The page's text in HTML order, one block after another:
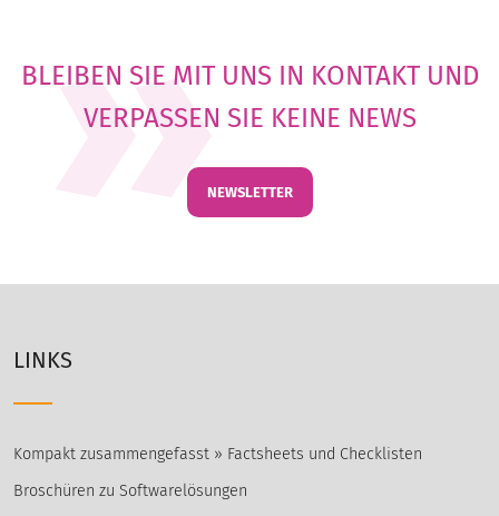
BLEIBEN SIE MIT UNS IN KONTAKT UND
VERPASSEN SIE KEINE NEWS
NEWSLETTER
LINKS
Kompakt zusammengefasst » Factsheets und Checklisten
Broschüren zu Softwarelösungen